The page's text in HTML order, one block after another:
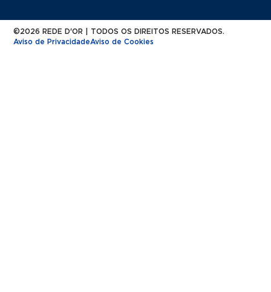
©2026 REDE D'OR | TODOS OS DIREITOS RESERVADOS.
Aviso de PrivacidadeAviso de Cookies